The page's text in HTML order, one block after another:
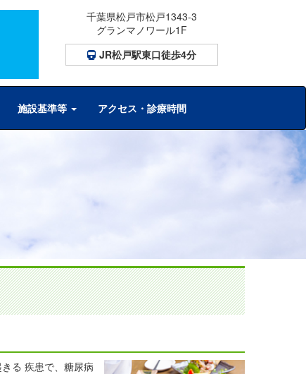
千葉県松戸市松戸1343-3
グランマノワール1F
JR松戸駅東口徒歩4分
施設基準等 アクセス・診療時間
る 疾患で、糖尿病